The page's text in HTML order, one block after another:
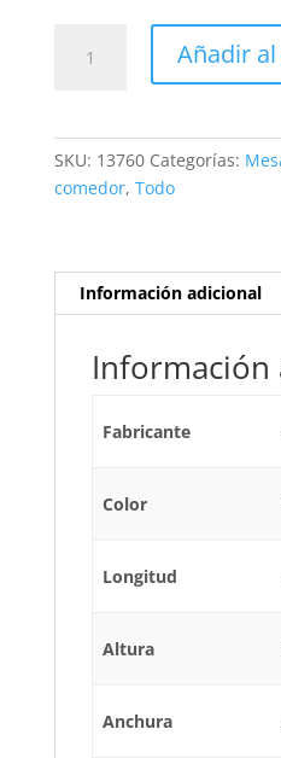
CENTRO
Añadir
SKU: 13760 Categorías:
comedor, Todo
Información adicional
Información
Fabricante
Color
Longitud
Altura
Anchura